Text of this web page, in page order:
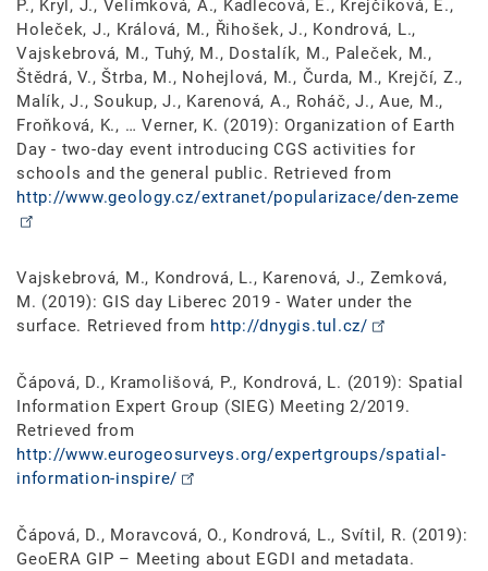
P., Kryl, J., Velímková, A., Kadlecová, E., Krejčíková, E.,
Holeček, J., Králová, M., Řihošek, J., Kondrová, L.,
Vajskebrová, M., Tuhý, M., Dostalík, M., Paleček, M.,
Štědrá, V., Štrba, M., Nohejlová, M., Čurda, M., Krejčí, Z.,
Malík, J., Soukup, J., Karenová, A., Roháč, J., Aue, M.,
Froňková, K., … Verner, K. (2019): Organization of Earth
Day - two-day event introducing CGS activities for
schools and the general public. Retrieved from
http://www.geology.cz/extranet/popularizace/den-zeme
Vajskebrová, M., Kondrová, L., Karenová, J., Zemková,
M. (2019): GIS day Liberec 2019 - Water under the
surface. Retrieved from http://dnygis.tul.cz/
Čápová, D., Kramolišová, P., Kondrová, L. (2019): Spatial
Information Expert Group (SIEG) Meeting 2/2019.
Retrieved from
http://www.eurogeosurveys.org/expertgroups/spatial-
information-inspire/
Čápová, D., Moravcová, O., Kondrová, L., Svítil, R. (2019):
GeoERA GIP – Meeting about EGDI and metadata.